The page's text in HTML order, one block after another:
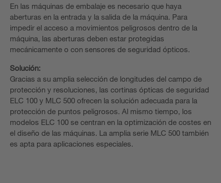
En las máquinas de embalaje es necesario que haya
aberturas en la entrada y la salida de la máquina. Para
impedir el acceso a movimientos peligrosos dentro de la
máquina, las aberturas deben estar protegidas
mecánicamente o con sensores de seguridad ópticos.
Solución:
Gracias a su amplia selección de longitudes del campo de
protección y resoluciones, las cortinas ópticas de seguridad
ELC 100 y MLC 500 ofrecen la solución adecuada para la
protección de puntos peligrosos. Al mismo tiempo, los
modelos ELC 100 se centran en la optimización de costes en
el diseño de las máquinas. La amplia serie MLC 500 también
es apta para aplicaciones especiales.